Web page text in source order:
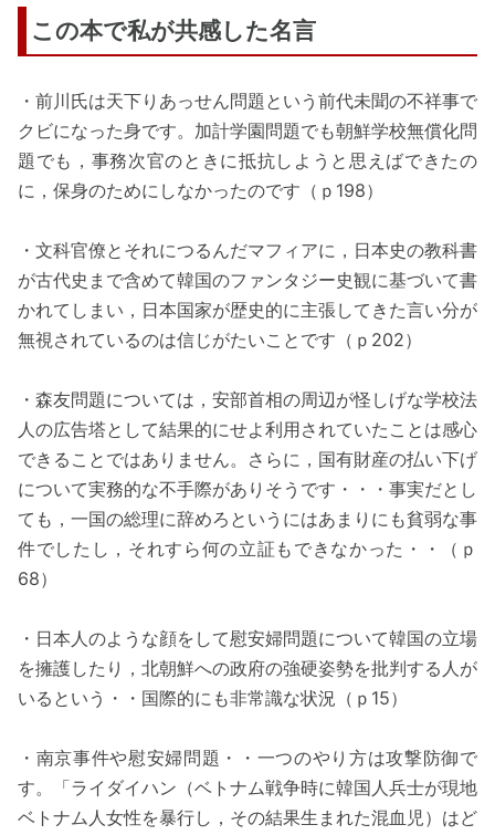
この本で私が共感した名言
・前川氏は天下りあっせん問題という前代未聞の不祥事で
クビになった身です。加計学園問題でも朝鮮学校無償化問
題でも，事務次官のときに抵抗しようと思えばできたの
に，保身のためにしなかったのです（ｐ198）
・文科官僚とそれにつるんだマフィアに，日本史の教科書
が古代史まで含めて韓国のファンタジー史観に基づいて書
かれてしまい，日本国家が歴史的に主張してきた言い分が
無視されているのは信じがたいことです（ｐ202）
・森友問題については，安部首相の周辺が怪しげな学校法
人の広告塔として結果的にせよ利用されていたことは感心
できることではありません。さらに，国有財産の払い下げ
について実務的な不手際がありそうです・・・事実だとし
ても，一国の総理に辞めろというにはあまりにも貧弱な事
件でしたし，それすら何の立証もできなかった・・（ｐ
68）
・日本人のような顔をして慰安婦問題について韓国の立場
を擁護したり，北朝鮮への政府の強硬姿勢を批判する人が
いるという・・国際的にも非常識な状況（ｐ15）
・南京事件や慰安婦問題・・一つのやり方は攻撃防御で
す。「ライダイハン（ベトナム戦争時に韓国人兵士が現地
ベトナム人女性を暴行し，その結果生まれた混血児）はど